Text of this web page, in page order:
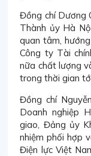
Đồng chí Dương
Thành ủy Hà
quan tâm,
Công ty Tài
nữa chất lượng
trong thời gian
Đồng chí
Doanh nghiệp
giao, Đảng ủy
nhiệm phối hợp
Điện lực Việt